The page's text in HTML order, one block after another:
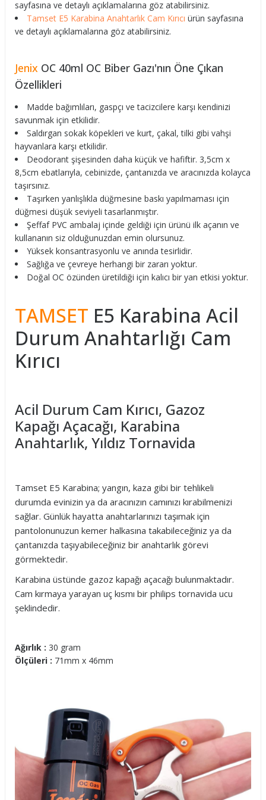
sayfasına ve detaylı açıklamalarına göz atabilirsiniz.
Tamset E5 Karabina Anahtarlık Cam Kırıcı ürün sayfasına
ve detaylı açıklamalarına göz atabilirsiniz.
Jenix OC 40ml OC Biber Gazı'nın Öne Çıkan
Özellikleri
Madde bağımlıları, gaspçı ve tacizcilere karşı kendinizi
savunmak için etkilidir.
Saldırgan sokak köpekleri ve kurt, çakal, tilki gibi vahşi
hayvanlara karşı etkilidir.
Deodorant şişesinden daha küçük ve hafiftir. 3,5cm x
8,5cm ebatlarıyla, cebinizde, çantanızda ve aracınızda kolayca
taşırsınız.
Taşırken yanlışlıkla düğmesine baskı yapılmaması için
düğmesi düşük seviyeli tasarlanmıştır.
Şeffaf PVC ambalaj içinde geldiği için ürünü ilk açanın ve
kullananın siz olduğunuzdan emin olursunuz.
Yüksek konsantrasyonlu ve anında tesirlidir.
Sağlığa ve çevreye herhangi bir zararı yoktur.
Doğal OC özünden üretildiği için kalıcı bir yan etkisi yoktur.
TAMSET E5 Karabina Acil
Durum Anahtarlığı Cam
Kırıcı
Acil Durum Cam Kırıcı, Gazoz
Kapağı Açacağı, Karabina
Anahtarlık, Yıldız Tornavida
Tamset E5 Karabina; yangın, kaza gibi bir tehlikeli
durumda evinizin ya da aracınızın camınızı kırabilmenizi
sağlar. Günlük hayatta anahtarlarınızı taşımak için
pantolonunuzun kemer halkasına takabileceğiniz ya da
çantanızda taşıyabileceğiniz bir anahtarlık görevi
görmektedir.
Karabina üstünde gazoz kapağı açacağı bulunmaktadır.
Cam kırmaya yarayan uç kısmı bir philips tornavida ucu
şeklindedir.
Ağırlık : 30 gram
Ölçüleri : 71mm x 46mm